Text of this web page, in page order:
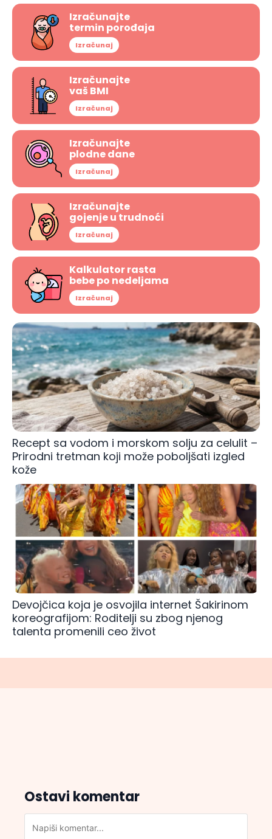
Izračunajte
termin porođaja
Izračunaj
Izračunajte
vaš BMI
Izračunaj
Izračunajte
plodne dane
Izračunaj
Izračunajte
gojenje u trudnoći
Izračunaj
Kalkulator rasta
bebe po nedeljama
Izračunaj
Recept sa vodom i morskom solju za celulit –
Prirodni tretman koji može poboljšati izgled
kože
Devojčica koja je osvojila internet Šakirinom
koreografijom: Roditelji su zbog njenog
talenta promenili ceo život
Ostavi komentar